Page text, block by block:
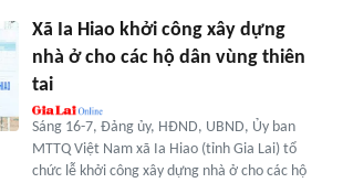
Xã Ia Hiao khởi công xây dựng
nhà ở cho các hộ dân vùng thiên
tai
Sáng 16-7, Đảng ủy, HĐND, UBND, Ủy ban
MTTQ Việt Nam xã Ia Hiao (tỉnh Gia Lai) tổ
chức lễ khởi công xây dựng nhà ở cho các hộ